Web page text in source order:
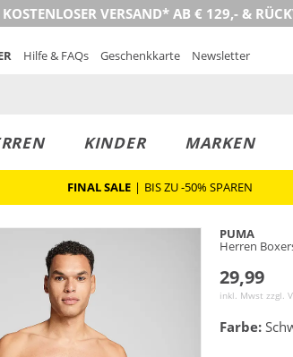
KOSTENLOSER VERSAND* AB € 129,- &
Hilfe & FAQs Geschenkkarte Newsletter
KINDER MARKEN
FINAL SALE | BIS ZU -50% SPAREN
PUMA
Herren
29,99
inkl. Mwst zzgl.
Farbe: